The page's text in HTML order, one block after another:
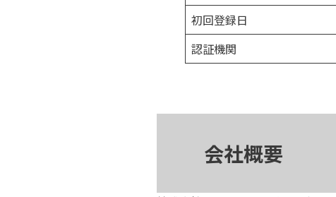
初回登録日
認証機関
会社概要